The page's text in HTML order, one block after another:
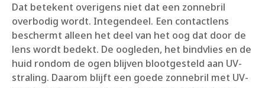
Dat betekent overigens niet dat een zonnebril
overbodig wordt. Integendeel. Een contactlens
beschermt alleen het deel van het oog dat door de
lens wordt bedekt. De oogleden, het bindvlies en de
huid rondom de ogen blijven blootgesteld aan UV-
straling. Daarom blijft een goede zonnebril met UV-